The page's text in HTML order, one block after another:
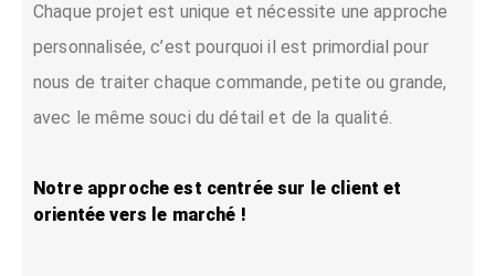
Chaque projet est unique et nécessite une approche
personnalisée, c’est pourquoi il est primordial pour
nous de traiter chaque commande, petite ou grande,
avec le même souci du détail et de la qualité.
Notre approche est centrée sur le client et
orientée vers le marché !